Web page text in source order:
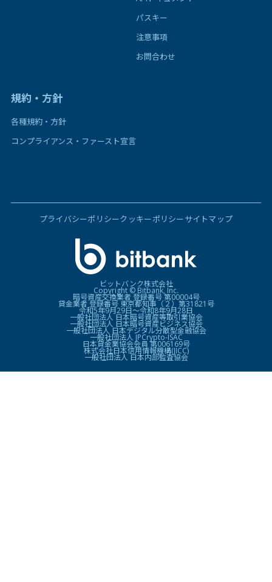
パスキー
注意事項
お問合わせ
規約・方針
各種規約・方針
コンプライアンス・ファースト宣言
プライバシーポリシークッキーポリシーサイトマップ
ビットバンク株式会社
Copyright © Bitbank, Inc.
暗号資産交換業者 登録番号 第00004号
貸金業者 登録番号 東京都知事（２）第31821号
令和5年9月29日〜令和8年9月28日
一般社団法人 日本暗号資産等取引業協会
一般社団法人 日本暗号資産ビジネス協会
一般社団法人 日本デジタル分散型金融協会
一般社団法人 JPCrypto-ISAC
日本貸金業協会会員 第006169号
株式会社日本信用情報機構(JICC)
一般社団法人 日本内部監査協会